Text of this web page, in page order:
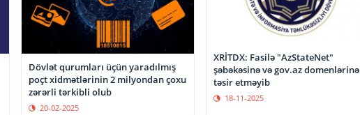
Dövlət qurumları üçün yaradılmış
poçt xidmətlərinin 2 milyondan çoxu
zərərli tərkibli olub
20-02-2025
XRİTDX: Fasilə "AzStateNet"
şəbəkəsinə və gov.az domenlərinə
təsir etməyib
18-11-2025